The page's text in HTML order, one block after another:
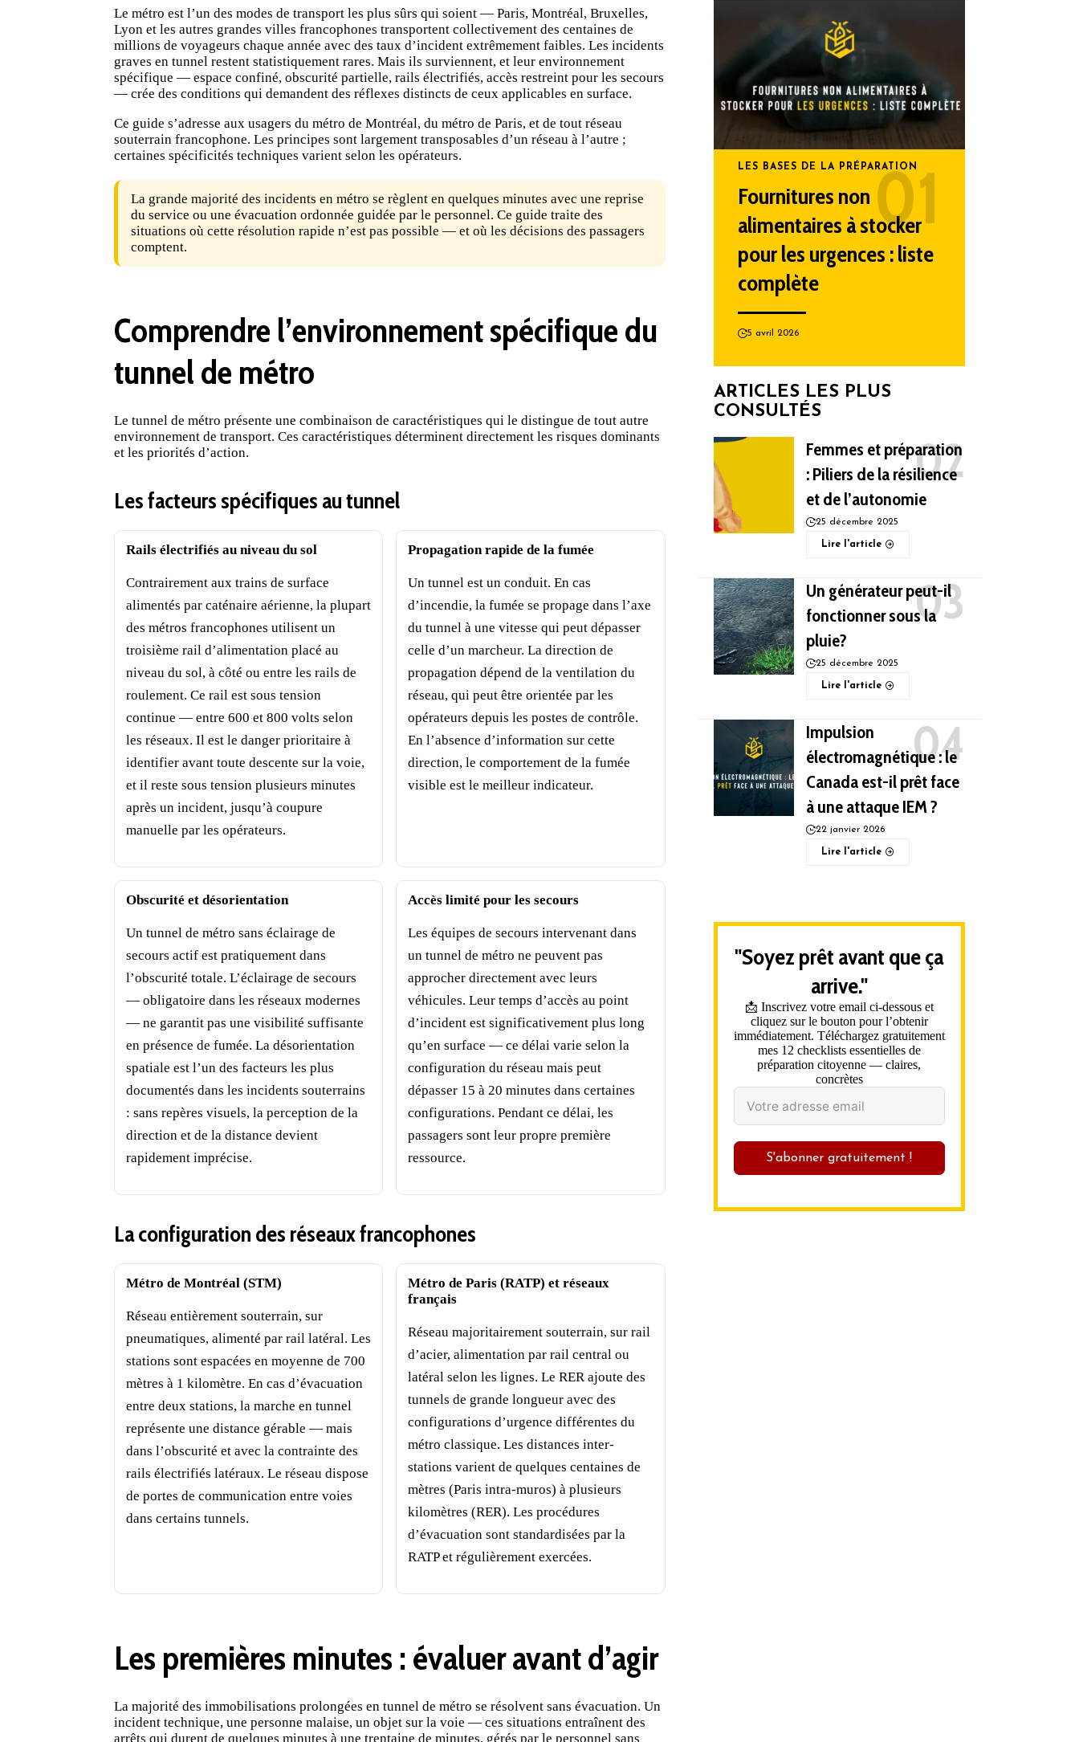
Le métro est l’un des modes de transport les plus sûrs qui soient — Paris, Montréal, Bruxelles,
Lyon et les autres grandes villes francophones transportent collectivement des centaines de
millions de voyageurs chaque année avec des taux d’incident extrêmement faibles. Les incidents
graves en tunnel restent statistiquement rares. Mais ils surviennent, et leur environnement
spécifique — espace confiné, obscurité partielle, rails électrifiés, accès restreint pour les secours
— crée des conditions qui demandent des réflexes distincts de ceux applicables en surface.
Ce guide s’adresse aux usagers du métro de Montréal, du métro de Paris, et de tout réseau
souterrain francophone. Les principes sont largement transposables d’un réseau à l’autre ;
certaines spécificités techniques varient selon les opérateurs.
La grande majorité des incidents en métro se règlent en quelques minutes avec une reprise
du service ou une évacuation ordonnée guidée par le personnel. Ce guide traite des
situations où cette résolution rapide n’est pas possible — et où les décisions des passagers
comptent.
Comprendre l’environnement spécifique du
tunnel de métro
Le tunnel de métro présente une combinaison de caractéristiques qui le distingue de tout autre
environnement de transport. Ces caractéristiques déterminent directement les risques dominants
et les priorités d’action.
Les facteurs spécifiques au tunnel
Rails électrifiés au niveau du sol
Contrairement aux trains de surface
alimentés par caténaire aérienne, la plupart
des métros francophones utilisent un
troisième rail d’alimentation placé au
niveau du sol, à côté ou entre les rails de
roulement. Ce rail est sous tension
continue — entre 600 et 800 volts selon
les réseaux. Il est le danger prioritaire à
identifier avant toute descente sur la voie,
et il reste sous tension plusieurs minutes
après un incident, jusqu’à coupure
manuelle par les opérateurs.
Propagation rapide de la fumée
Un tunnel est un conduit. En cas
d’incendie, la fumée se propage dans l’axe
du tunnel à une vitesse qui peut dépasser
celle d’un marcheur. La direction de
propagation dépend de la ventilation du
réseau, qui peut être orientée par les
opérateurs depuis les postes de contrôle.
En l’absence d’information sur cette
direction, le comportement de la fumée
visible est le meilleur indicateur.
Obscurité et désorientation
Un tunnel de métro sans éclairage de
secours actif est pratiquement dans
l’obscurité totale. L’éclairage de secours
— obligatoire dans les réseaux modernes
— ne garantit pas une visibilité suffisante
en présence de fumée. La désorientation
spatiale est l’un des facteurs les plus
documentés dans les incidents souterrains
: sans repères visuels, la perception de la
direction et de la distance devient
rapidement imprécise.
Accès limité pour les secours
Les équipes de secours intervenant dans
un tunnel de métro ne peuvent pas
approcher directement avec leurs
véhicules. Leur temps d’accès au point
d’incident est significativement plus long
qu’en surface — ce délai varie selon la
configuration du réseau mais peut
dépasser 15 à 20 minutes dans certaines
configurations. Pendant ce délai, les
passagers sont leur propre première
ressource.
La configuration des réseaux francophones
Métro de Montréal (STM)
Réseau entièrement souterrain, sur
pneumatiques, alimenté par rail latéral. Les
stations sont espacées en moyenne de 700
mètres à 1 kilomètre. En cas d’évacuation
entre deux stations, la marche en tunnel
représente une distance gérable — mais
dans l’obscurité et avec la contrainte des
rails électrifiés latéraux. Le réseau dispose
de portes de communication entre voies
dans certains tunnels.
Métro de Paris (RATP) et réseaux
français
Réseau majoritairement souterrain, sur rail
d’acier, alimentation par rail central ou
latéral selon les lignes. Le RER ajoute des
tunnels de grande longueur avec des
configurations d’urgence différentes du
métro classique. Les distances inter-
stations varient de quelques centaines de
mètres (Paris intra-muros) à plusieurs
kilomètres (RER). Les procédures
d’évacuation sont standardisées par la
RATP et régulièrement exercées.
Les premières minutes : évaluer avant d’agir
La majorité des immobilisations prolongées en tunnel de métro se résolvent sans évacuation. Un
incident technique, une personne malaise, un objet sur la voie — ces situations entraînent des
arrêts qui durent de quelques minutes à une trentaine de minutes, gérés par le personnel sans
LES BASES DE LA PRÉPARATION
Fournitures non
alimentaires à stocker
pour les urgences : liste
complète
5 avril 2026
ARTICLES LES PLUS
CONSULTÉS
Femmes et préparation
: Piliers de la résilience
et de l’autonomie
25 décembre 2025
Lire l'article
Un générateur peut-il
fonctionner sous la
pluie?
25 décembre 2025
Lire l'article
Impulsion
électromagnétique : le
Canada est-il prêt face
à une attaque IEM ?
22 janvier 2026
Lire l'article
"Soyez prêt avant que ça
arrive."
📩 Inscrivez votre email ci-dessous et
cliquez sur le bouton pour l’obtenir
immédiatement. Téléchargez gratuitement
mes 12 checklists essentielles de
préparation citoyenne — claires,
concrètes
S'abonner gratuitement !